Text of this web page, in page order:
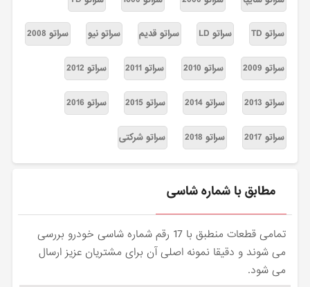
سراتو TD سراتو LD سراتو قدیم سراتو نیو سراتو 2008
سراتو 2009 سراتو 2010 سراتو 2011 سراتو 2012
سراتو 2013 سراتو 2014 سراتو 2015 سراتو 2016
سراتو 2017 سراتو 2018 سراتو شرکتی
مطابق با شماره شاسی
تمامی قطعات منطبق با 17 رقم شماره شاسی خودرو بررسی
می شوند و دقیقا نمونه اصلی آن برای مشتریان عزیز ارسال
می شود.